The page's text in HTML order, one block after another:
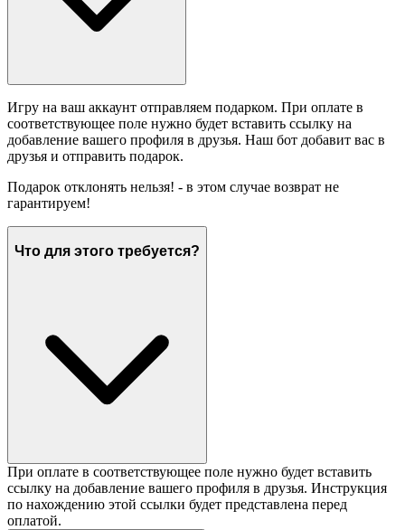
Игру на ваш аккаунт отправляем подарком. При оплате в
соответствующее поле нужно будет вставить ссылку на
добавление вашего профиля в друзья. Наш бот добавит вас в
друзья и отправить подарок.
Подарок отклонять нельзя! - в этом случае возврат не
гарантируем!
Что для этого требуется?
При оплате в соответствующее поле нужно будет вставить
ссылку на добавление вашего профиля в друзья. Инструкция
по нахождению этой ссылки будет представлена перед
оплатой.